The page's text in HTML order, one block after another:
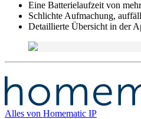
Eine Batterielaufzeit von
Schlichte Aufmachung,
Detaillierte Übersicht in der
Alles von Homematic IP